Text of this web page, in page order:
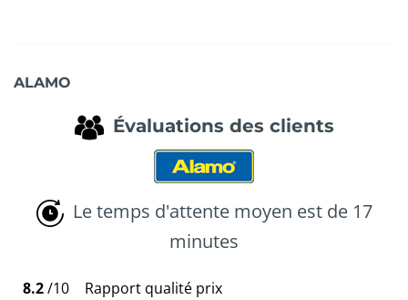
ALAMO
Évaluations des clients
Le temps d'attente moyen est de 17
minutes
8.2/10
Rapport qualité prix